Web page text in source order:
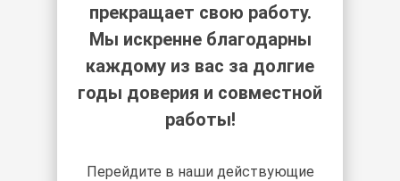
прекращает свою работу.
Мы искренне благодарны
каждому из вас за долгие
годы доверия и совместной
работы!
Перейдите в наши действующие